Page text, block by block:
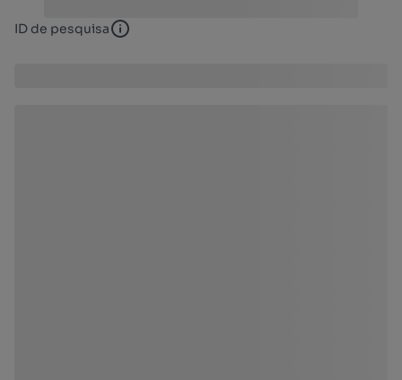
ID de pesquisa ID de pesquisa